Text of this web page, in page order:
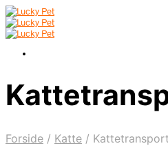
Forside / Katte / Kattetransport